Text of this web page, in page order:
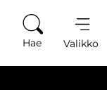
Hae Valikko